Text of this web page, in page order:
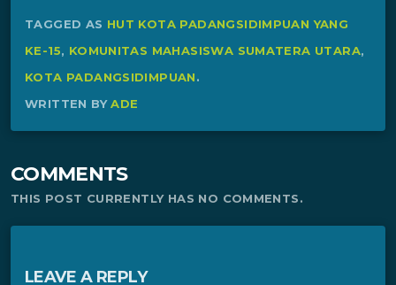
TAGGED AS HUT KOTA PADANGSIDIMPUAN YANG
KE-15, KOMUNITAS MAHASISWA SUMATERA UTARA,
KOTA PADANGSIDIMPUAN.
WRITTEN BYADE
COMMENTS
THIS POST CURRENTLY HAS NO COMMENTS.
LEAVE A REPLY